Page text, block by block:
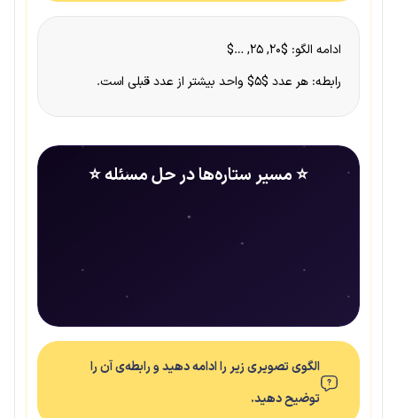
ادامه الگو: $۲۰, ۲۵, …$
رابطه: هر عدد $۵$ واحد بیشتر از عدد قبلی است.
⭐ مسیر ستاره‌ها در حل مسئله ⭐
الگوی تصویری زیر را ادامه دهید و رابطه‌ی آن را
توضیح دهید.